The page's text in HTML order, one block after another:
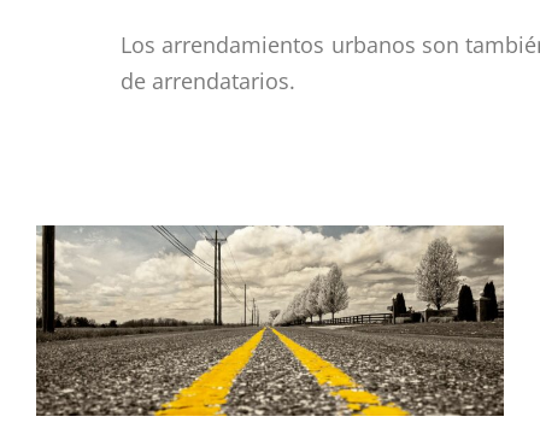
Los arrendamientos urbanos son
de arrendatarios.